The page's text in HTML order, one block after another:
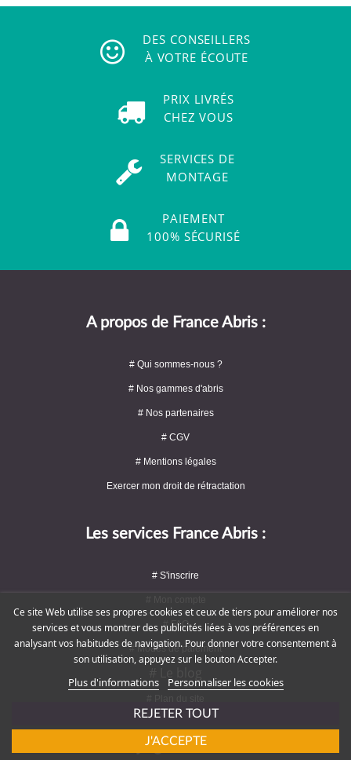
DES CONSEILLERS
À VOTRE ÉCOUTE
PRIX LIVRÉS
CHEZ VOUS
SERVICES DE
MONTAGE
PAIEMENT
100% SÉCURISÉ
A propos de France Abris :
# Qui sommes-nous ?
# Nos gammes d'abris
# Nos partenaires
# CGV
# Mentions légales
Exercer mon droit de rétractation
Les services France Abris :
# S'inscrire
# FAQ
# Modes de paiement
Rejoignez-nous !
Ce site Web utilise ses propres cookies et ceux de tiers pour améliorer nos
services et vous montrer des publicités liées à vos préférences en
analysant vos habitudes de navigation. Pour donner votre consentement à
son utilisation, appuyez sur le bouton Accepter.
Plus d'informations Personnaliser les cookies
REJETER TOUT
J'ACCEPTE